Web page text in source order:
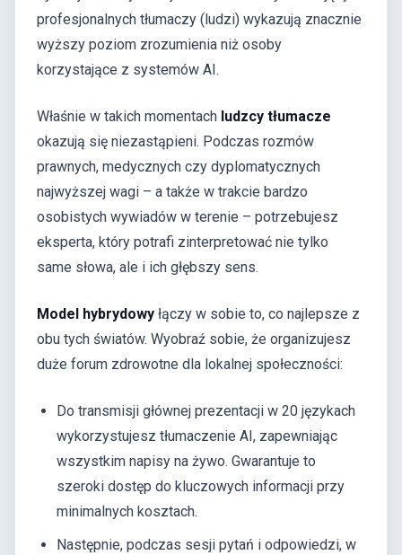
profesjonalnych tłumaczy (ludzi) wykazują znacznie
wyższy poziom zrozumienia niż osoby
korzystające z systemów AI.
Właśnie w takich momentach ludzcy tłumacze
okazują się niezastąpieni. Podczas rozmów
prawnych, medycznych czy dyplomatycznych
najwyższej wagi – a także w trakcie bardzo
osobistych wywiadów w terenie – potrzebujesz
eksperta, który potrafi zinterpretować nie tylko
same słowa, ale i ich głębszy sens.
Model hybrydowy łączy w sobie to, co najlepsze z
obu tych światów. Wyobraź sobie, że organizujesz
duże forum zdrowotne dla lokalnej społeczności:
Do transmisji głównej prezentacji w 20 językach
wykorzystujesz tłumaczenie AI, zapewniając
wszystkim napisy na żywo. Gwarantuje to
szeroki dostęp do kluczowych informacji przy
minimalnych kosztach.
Następnie, podczas sesji pytań i odpowiedzi, w